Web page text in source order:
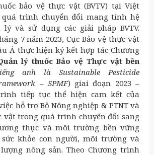
bảo vệ thực vật (BVTV) tại Việt
quá trình chuyển đổi mang tính hệ
và sử dụng các giải pháp BVTV.
7 năm 2023, Cục Bảo vệ thực vật
Á thực hiện ký kết hợp tác Chương
lý thuốc Bảo vệ Thực vật bền
anh là Sustainable Pesticide
– SPMF) giai đoạn 2023 –
trình tiếp tục thể hiện cam kết của
hỗ trợ Bộ Nông nghiệp & PTNT và
vật trong quá trình chuyển đổi sang
thực và môi trường bền vững
khỏe con người, môi trường và
nông sản. Theo Chương trình